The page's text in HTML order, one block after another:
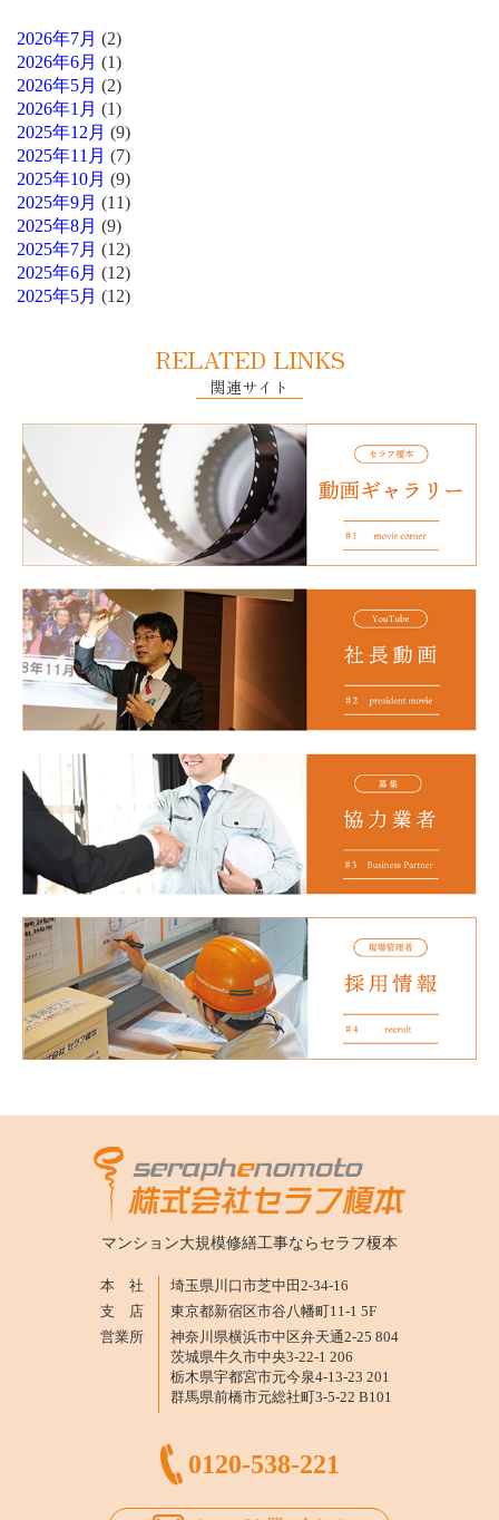
2026年7月 (2)
2026年6月 (1)
2026年5月 (2)
2026年1月 (1)
2025年12月 (9)
2025年11月 (7)
2025年10月 (9)
2025年9月 (11)
2025年8月 (9)
2025年7月 (12)
2025年6月 (12)
2025年5月 (12)
RELATED LINKS
関連サイト
マンション大規模修繕工事なら セラフ榎本
本 社
埼玉県川口市芝中田2-34-16
支 店
東京都新宿区市谷八幡町11-1 5F
営業所
神奈川県横浜市中区弁天通2-25 804
茨城県牛久市中央3-22-1 206
栃木県宇都宮市元今泉4-13-23 201
群馬県前橋市元総社町3-5-22 B101
0120-538-221